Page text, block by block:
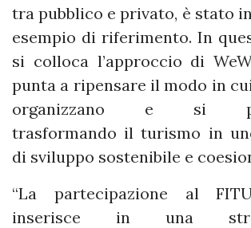
tra pubblico e privato, è stato
esempio di riferimento. In
si colloca l’approccio di
punta a ripensare il modo in
organizzano e si
trasformando il turismo in
di sviluppo sostenibile e
“La partecipazione al
inserisce in una